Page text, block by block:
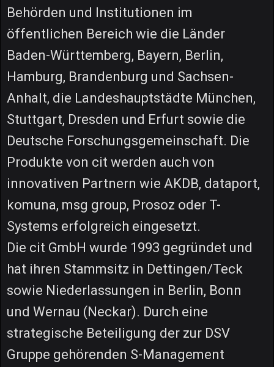
Behörden und Institutionen im
öffentlichen Bereich wie die Länder
Baden-Württemberg, Bayern, Berlin,
Hamburg, Brandenburg und Sachsen-
Anhalt, die Landeshauptstädte München,
Stuttgart, Dresden und Erfurt sowie die
Deutsche Forschungsgemeinschaft. Die
Produkte von cit werden auch von
innovativen Partnern wie AKDB, dataport,
komuna, msg group, Prosoz oder T-
Systems erfolgreich eingesetzt.
Die cit GmbH wurde 1993 gegründet und
hat ihren Stammsitz in Dettingen/Teck
sowie Niederlassungen in Berlin, Bonn
und Wernau (Neckar). Durch eine
strategische Beteiligung der zur DSV
Gruppe gehörenden S-Management